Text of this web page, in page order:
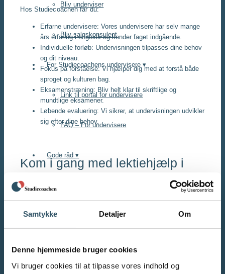
Samtykke Detaljer Om
Denne hjemmeside bruger cookies
Vi bruger cookies til at tilpasse vores indhold og
Bliv underviser
Bliv salgskonsulent
For Studiecoachens undervisere ▾
Link til portal for undervisere
FAQ – For undervisere
Gode råd ▾
Eksamensangst
SRP-opgave
Hos Studiecoachen får du:
Erfarne undervisere: Vores undervisere har selv mange
års erfaring i engelsk og kender faget indgående.
Individuelle forløb: Undervisningen tilpasses dine behov
og dit niveau.
Fokus på forståelse: Vi hjælper dig med at forstå både
sproget og kulturen bag.
Eksamenstræning: Bliv helt klar til skriftlige og
mundtlige eksamener.
Løbende evaluering: Vi sikrer, at undervisningen udvikler
sig efter dine behov.
Kom i gang med lektiehjælp i
engelsk i dag!
Uanset om du vil forbedre dit skriftlige engelsk, blive bedre til
at tale sproget eller få hjælp til eksamen, kan vi hjælpe dig.
Ring til os på 93 88 35 37 eller udfyld vores kontaktformular,
så finder vi den rette underviser til dig.